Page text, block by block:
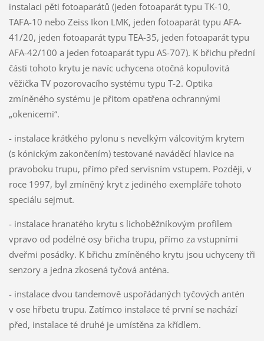
instalaci pěti fotoaparátů (jeden fotoaparát typu TK-10,
TAFA-10 nebo Zeiss Ikon LMK, jeden fotoaparát typu AFA-
41/20, jeden fotoaparát typu TEA-35, jeden fotoaparát typu
AFA-42/100 a jeden fotoaparát typu AS-707). K břichu přední
části tohoto krytu je navíc uchycena otočná kopulovitá
věžička TV pozorovacího systému typu T-2. Optika
zmíněného systému je přitom opatřena ochrannými
„okenicemi“.
- instalace krátkého pylonu s nevelkým válcovitým krytem
(s kónickým zakončením) testované naváděcí hlavice na
pravoboku trupu, přímo před servisním vstupem. Později, v
roce 1997, byl zmíněný kryt z jediného exempláře tohoto
speciálu sejmut.
- instalace hranatého krytu s lichoběžníkovým profilem
vpravo od podélné osy břicha trupu, přímo za vstupními
dveřmi posádky. K břichu zmíněného krytu jsou uchyceny tři
senzory a jedna zkosená tyčová anténa.
- instalace dvou tandemově uspořádaných tyčových antén
v ose hřbetu trupu. Zatímco instalace té první se nachází
před, instalace té druhé je umístěna za křídlem.